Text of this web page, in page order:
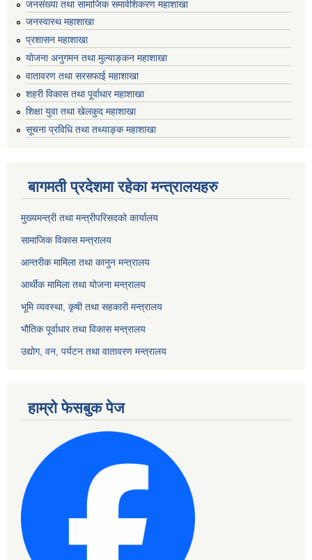
जनसंख्या तथा सामाजिक समावेशिकरण महाशाखा
जनस्वास्थ महाशाखा
प्रशासन महाशाखा
योजना अनुगमन तथा मुल्याङ्कन महाशाखा
वातावरण तथा सरसफाई महाशाखा
शहरी विकास तथा पूर्वाधार महाशाखा
शिक्षा युवा तथा खेलकुद महाशाखा
सूचना प्रविधि तथा तथ्याङ्क महाशाखा
बागमती प्रदेशमा रहेका मन्त्रालयहरु
मुख्यमन्त्री तथा मन्त्रीपरिसदको कार्यालय
सामाजिक विकास मन्त्रालय
आन्तरीक मामिला तथा कानुन मन्त्रालय
आर्थीक मामिला तथा योजना मन्त्रालय
भूमि व्यवस्था, कृषी तथा सहकारी मन्त्रालय
भौतिक पूर्वाधार तथा विकास मन्त्रालय
उद्योग, वन, पर्यटन तथा वातावरण मन्त्रालय
हाम्रो फेसबुक पेज